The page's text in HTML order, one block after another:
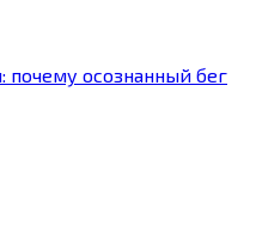
почему осознанный бег